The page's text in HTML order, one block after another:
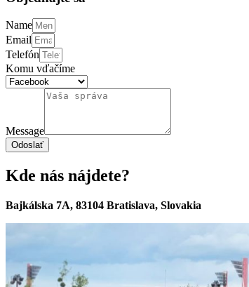
Name
Email
Telefón
Komu vďačíme
Message
Odoslať
Kde nás nájdete?
Bajkálska 7A, 83104 Bratislava, Slovakia